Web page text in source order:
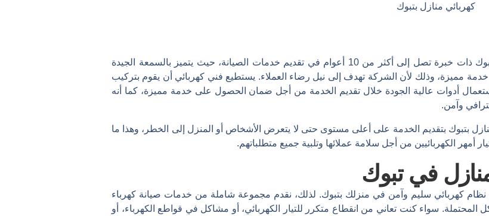
كهربائي منازل بتبوك
توفر شركة هاوس سمارت أفضل كهربائي منازل بتبوك ذات خبرة تصل إلى أكثر من 10 أعوام في تقديم خدمات الصيانة، حيث يتميز بالسمعة الجيدة
خدمة مميزة، وذلك لأن الشركة تهدف إلى نيل رضاء العملاء. يستطيع فني كهربائي أن يقوم بتركيب
أدوات عالية الجودة خلال تقديم الخدمة من أجل ضمان الحصول على خدمة مميزة، كما أنه
وآمن.
بتبوك بتقديم الخدمة على أعلى مستوى حتى لا يتعرض الأشخاص أو المنزل إلى الخطر، وهذا ما
الكهربائيين من أجل سلامة عملائها وتلبية جميع متطلباتهم.
في تبوك
كهربائي سليم وآمن في منزلك بتبوك. لذلك، نقدم مجموعة شاملة من خدمات صيانة كهرباء
سواء كنت تعاني من انقطاع متكرر للتيار الكهربائي، أو مشاكل في قواطع الكهرباء، أو